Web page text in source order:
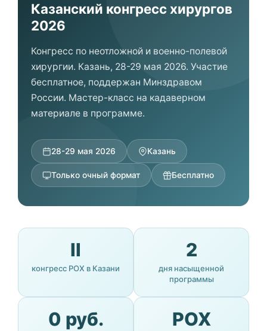
Казанский конгресс хирургов
2026
Конгресс по неотложной и военно-полевой
хирургии. Казань, 28-29 мая 2026. Участие
бесплатное, поддержан Минздравом
России. Мастер-класс на кадаверном
материале в программе.
28-29 мая 2026 Казань
Только очный формат Бесплатно
II
конгресс РОХ в Казани
2
дня насыщенной
программы
0 руб. РОХ